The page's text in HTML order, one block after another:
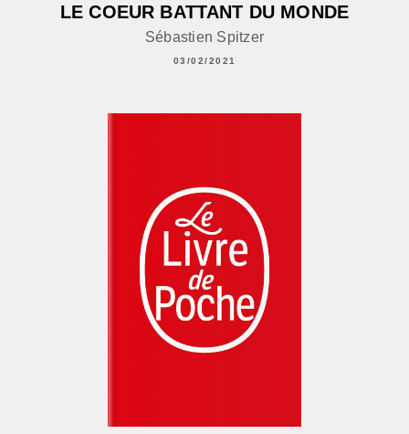
LE COEUR BATTANT DU MONDE
Sébastien Spitzer
03/02/2021